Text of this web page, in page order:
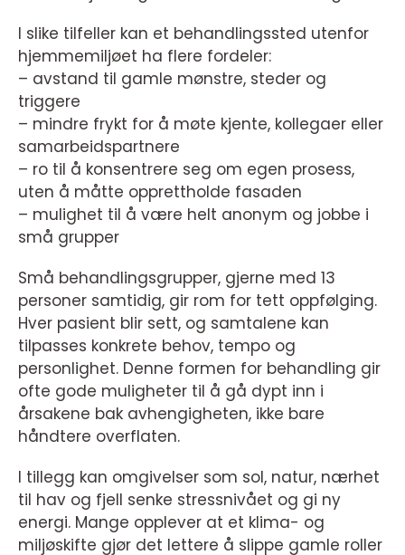
I slike tilfeller kan et behandlingssted utenfor
hjemmemiljøet ha flere fordeler:
– avstand til gamle mønstre, steder og
triggere
– mindre frykt for å møte kjente, kollegaer eller
samarbeidspartnere
– ro til å konsentrere seg om egen prosess,
uten å måtte opprettholde fasaden
– mulighet til å være helt anonym og jobbe i
små grupper
Små behandlingsgrupper, gjerne med 13
personer samtidig, gir rom for tett oppfølging.
Hver pasient blir sett, og samtalene kan
tilpasses konkrete behov, tempo og
personlighet. Denne formen for behandling gir
ofte gode muligheter til å gå dypt inn i
årsakene bak avhengigheten, ikke bare
håndtere overflaten.
I tillegg kan omgivelser som sol, natur, nærhet
til hav og fjell senke stressnivået og gi ny
energi. Mange opplever at et klima- og
miljøskifte gjør det lettere å slippe gamle roller